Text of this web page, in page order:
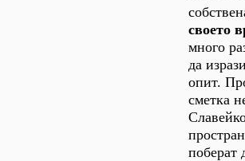
своето
много
да
опит.
сметка
поберат